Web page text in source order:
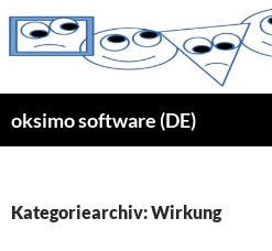
Zum
Inhalt
oksimo software (DE)
Kategoriearchiv: Wirkung